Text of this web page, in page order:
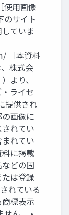
使用画像
のサイト
ていま
［本資料
株式会
より、
ライセ
提供され
画像に
れてい
れてい
料に掲載
どの固
は登録
れている
標表示